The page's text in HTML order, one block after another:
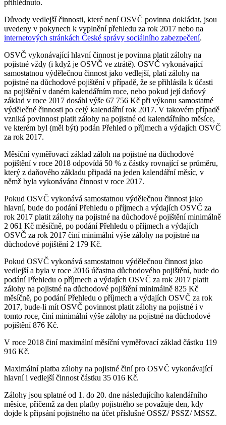
přihlédnuto.
Důvody vedlejší činnosti, které není OSVČ povinna dokládat, jsou
uvedeny v pokynech k vyplnění přehledu za rok 2017 nebo na
internetových stránkách České správy sociálního zabezpečení.
OSVČ vykonávající hlavní činnost je povinna platit zálohy na
pojistné vždy (i když je OSVČ ve ztrátě). OSVČ vykonávající
samostatnou výdělečnou činnost jako vedlejší, platí zálohy na
pojistné na důchodové pojištění v případě, že se přihlásila k účasti
na pojištění v daném kalendářním roce, nebo pokud její daňový
základ v roce 2017 dosáhl výše 67 756 Kč při výkonu samostatné
výdělečné činnosti po celý kalendářní rok 2017. V takovém případě
vzniká povinnost platit zálohy na pojistné od kalendářního měsíce,
ve kterém byl (měl být) podán Přehled o příjmech a výdajích OSVČ
za rok 2017.
Měsíční vyměřovací základ záloh na pojistné na důchodové
pojištění v roce 2018 odpovídá 50 % z částky rovnající se průměru,
který z daňového základu připadá na jeden kalendářní měsíc, v
němž byla vykonávána činnost v roce 2017.
Pokud OSVČ vykonává samostatnou výdělečnou činnost jako
hlavní, bude do podání Přehledu o příjmech a výdajích OSVČ za
rok 2017 platit zálohy na pojistné na důchodové pojištění minimálně
2 061 Kč měsíčně, po podání Přehledu o příjmech a výdajích
OSVČ za rok 2017 činí minimální výše zálohy na pojistné na
důchodové pojištění 2 179 Kč.
Pokud OSVČ vykonává samostatnou výdělečnou činnost jako
vedlejší a byla v roce 2016 účastna důchodového pojištění, bude do
podání Přehledu o příjmech a výdajích OSVČ za rok 2017 platit
zálohy na pojistné na důchodové pojištění minimálně 825 Kč
měsíčně, po podání Přehledu o příjmech a výdajích OSVČ za rok
2017, bude-li mít OSVČ povinnost platit zálohy na pojistné i v
tomto roce, činí minimální výše zálohy na pojistné na důchodové
pojištění 876 Kč.
V roce 2018 činí maximální měsíční vyměřovací základ částku 119
916 Kč.
Maximální platba zálohy na pojistné činí pro OSVČ vykonávající
hlavní i vedlejší činnost částku 35 016 Kč.
Zálohy jsou splatné od 1. do 20. dne následujícího kalendářního
měsíce, přičemž za den platby pojistného se považuje den, kdy
dojde k připsání pojistného na účet příslušné OSSZ/ PSSZ/ MSSZ.